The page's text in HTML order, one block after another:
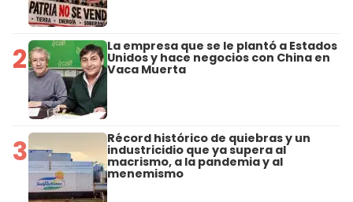
2 La empresa que se le plantó a Estados
Unidos y hace negocios con China en
Vaca Muerta
3 Récord histórico de quiebras y un
industricidio que ya supera al
macrismo, a la pandemia y al
menemismo